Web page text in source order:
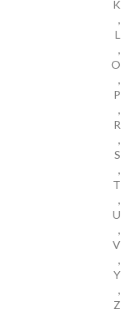
K
,
L
,
O
,
P
,
R
,
S
,
T
,
U
,
V
,
Y
,
Z